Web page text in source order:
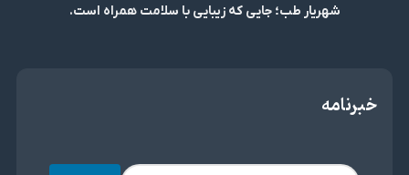
شهریار طب؛ جایی که زیبایی با سلامت همراه است.
خبرنامه